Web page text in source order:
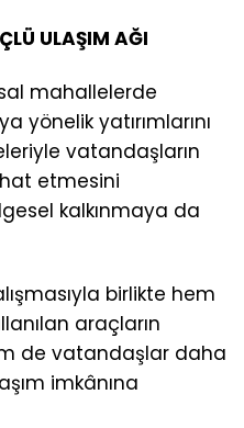
ULAŞIM AĞI
mahallelerde
yönelik yatırımlarını
vatandaşların
etmesini
kalkınmaya da
birlikte hem
araçların
de vatandaşlar daha
imkânına